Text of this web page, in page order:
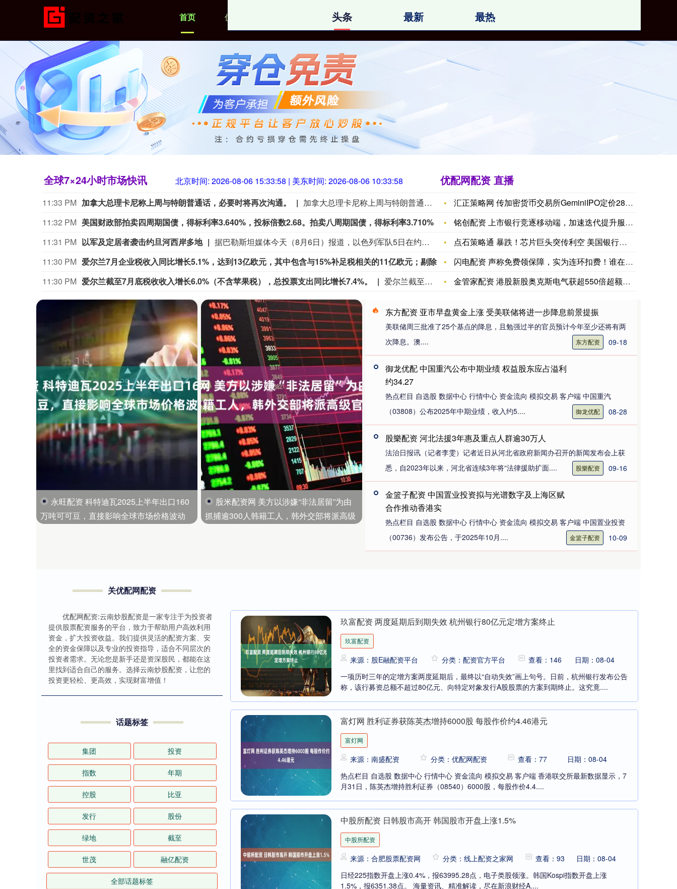
首页 优配网配资 炒股配资网站找 配资官方平台 线上配资之家网
全球7×24小时市场快讯 北京时间: 2026-08-06 15:34:00 | 美东时间: 2026-08-06 10:34:00
11:33 PM 加拿大总理卡尼称上周与特朗普通话，必要时将再次沟通。
加拿大总理卡尼称上周与特朗普通话，必要时将再次沟通。
11:32 PM
美国财政部拍卖四周期国债，得标利率3.640%，投标倍数2.68。拍卖八周期国债，得标利率3.710%，投标倍数2.74。
美国财政部拍卖四周期国债，得标利率3.640%，投标倍数
11:31 PM 以军及定居者袭击约旦河西岸多地
据巴勒斯坦媒体今天（8月6日）报道，以色列军队5日在约旦河西岸多地展开突袭和搜捕行动，造成至少9名巴勒斯坦人受伤，另有12人被捕。同一天，在希伯伦以南村镇，以色列定居者纵火焚烧当地居民房屋，造成多名巴勒斯坦人受伤。在纳布卢斯以东村镇，以色列定居者闯入民居并殴打居民，造成3名巴勒斯坦人受伤。 （CCTV国际时讯）
11:30 PM
爱尔兰7月企业税收入同比增长5.1%，达到13亿欧元，其中包含与15%补足税相关的11亿欧元；剔除苹果税影响，年初至今企业税收入增长4.7%。
爱尔兰7月企业税收入同比增长5.1%，达到13亿欧元，其中
11:30 PM 爱尔兰截至7月底税收收入增长6.0%（不含苹果税），总投票支出同比增长7.4%。 爱尔兰截至7月底税收收入增长6.0%（不含苹果税），总投票支出同比增长7.4%。
优配网配资 直播
汇正策略网 传加密货币交易所GeminiIPO定价28美元/
铭创配资 上市银行竞逐移动端，加速迭代提升服务质效
点石策略通 暴跌！芯片巨头突传利空 美国银行下调多只芯片股评
闪电配资 声称免费领保障，实为连环扣费！谁在给老人“强塞”保
金管家配资 港股新股奥克斯电气获超550倍超额认购，暗盘跌超
永旺配资 科特迪瓦2025上半年出口160
万吨可可豆，直接影响全球市场价格波动
股米配资网 美方以涉嫌“非法居留”为由
抓捕逾300人韩籍工人，韩外交部将派高级
东方配资 亚市早盘黄金上涨 受美联储将进一步降息前景提振
美联储周三批准了25个基点的降息，且勉强过半的官员预计今年至少还将有两
次降息。澳....
09-18
东方配资
御龙优配 中国重汽公布中期业绩 权益股东应占溢利
约34.27
热点栏目 自选股 数据中心 行情中心 资金流向 模拟交易 客户端 中国重汽
（03808）公布2025年中期业绩，收入约5....
08-28
御龙优配
股樂配资 河北法援3年惠及重点人群逾30万人
法治日报讯（记者李雯）记者近日从河北省政府新闻办召开的新闻发布会上获
悉，自2023年以来，河北省连续3年将“法律援助扩面....
09-16
股樂配资
金篮子配资 中国置业投资拟与光谱数字及上海区赋
合作推动香港实
热点栏目 自选股 数据中心 行情中心 资金流向 模拟交易 客户端 中国置业投资
（00736）发布公告，于2025年10月....
10-09
金篮子配资
头条 最新 最热
玖富配资 两度延期后到期失效 杭州银行80亿元定增方案终止
玖富配资
来源：股E融配资平台 分类：配资官方平台 查看：146
日期：08-04
一项历时三年的定增方案两度延期后，最终以“自动失效”画上句号。日前，杭州银行发布公告
称，该行募资总额不超过80亿元、向特定对象发行A股股票的方案到期终止。这究竟....
富灯网 胜利证券获陈英杰增持6000股 每股作价约4.46港元
富灯网
来源：南盛配资 分类：优配网配资 查看：77
日期：08-04
热点栏目 自选股 数据中心 行情中心 资金流向 模拟交易 客户端 香港联交所最新数据显示，7
月31日，陈英杰增持胜利证券（08540）6000股，每股作价4.4....
中股所配资 日韩股市高开 韩国股市开盘上涨1.5%
中股所配资
来源：合肥股票配资网 分类：线上配资之家网 查看：93
日期：08-04
日经225指数开盘上涨0.4%，报63995.28点，电子类股领涨。韩国Kospi指数开盘上涨
1.5%，报6351.38点。 海量资讯、精准解读，尽在新浪财经A....
关优配网配资
优配网配资:云南炒股配资是一家专注于为投资者
提供股票配资服务的平台，致力于帮助用户高效利用
资金，扩大投资收益。我们提供灵活的配资方案、安
全的资金保障以及专业的投资指导，适合不同层次的
投资者需求。无论您是新手还是资深股民，都能在这
里找到适合自己的服务。选择云南炒股配资，让您的
投资更轻松、更高效，实现财富增值！
话题标签
集团 投资
指数 年期
控股 比亚
发行 股份
绿地 截至
世茂 融亿配资
全部话题标签